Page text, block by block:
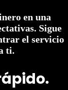
en una
Sigue
el servicio
ti.